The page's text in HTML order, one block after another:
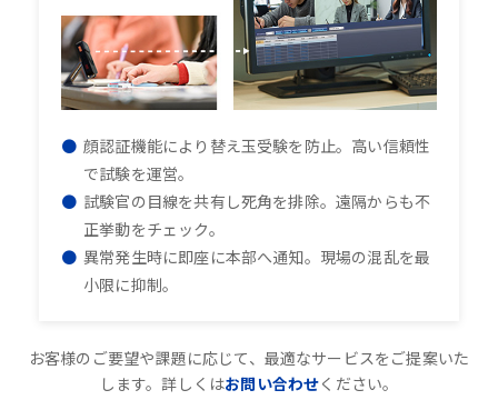
顔認証機能により替え玉受験を防止。高い信頼性
で試験を運営。
試験官の目線を共有し死角を排除。遠隔からも不
正挙動をチェック。
異常発生時に即座に本部へ通知。現場の混乱を最
小限に抑制。
お客様のご要望や課題に応じて、最適なサービスをご提案いた
します。詳しくはお問い合わせください。